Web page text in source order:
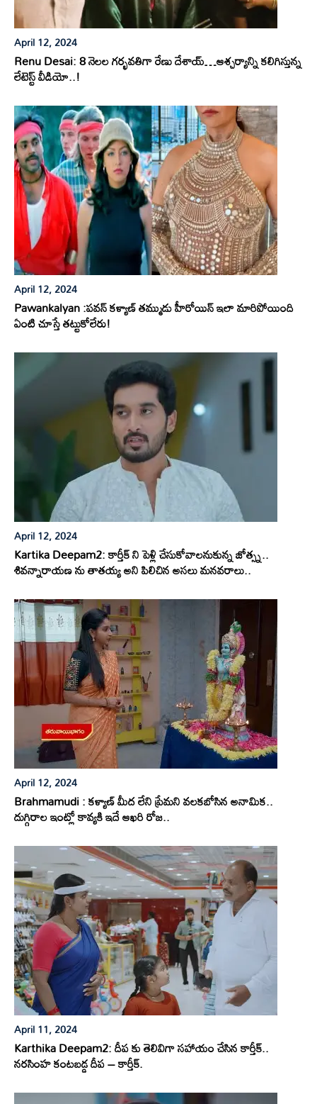
April 12, 2024
Renu Desai: 8 నెలల గర్భవతిగా రేణు దేశాయ్…ఆశ్చర్యాన్ని కలిగిస్తున్న
లేటెస్ట్ వీడియో..!
April 12, 2024
Pawankalyan :పవన్ కళ్యాణ్ తమ్ముడు హీరోయిన్ ఇలా మారిపోయింది
ఏంటి చూస్తే తట్టుకోలేరు!
April 12, 2024
Kartika Deepam2: కార్తీక్ ని పెళ్లి చేసుకోవాలనుకున్న జోత్స్న..
శివన్నారాయణ ను తాతయ్య అని పిలిచిన అసలు మనవరాలు..
April 12, 2024
Brahmamudi : కళ్యాణ్ మీద లేని ప్రేమని వలకబోసిన అనామిక..
దుగ్గిరాల ఇంట్లో కావ్యకి ఇదే ఆఖరి రోజ..
April 11, 2024
Karthika Deepam2: దీప కు తెలివిగా సహాయం చేసిన కార్తీక్..
నరసింహ కంటబడ్డ దీప – కార్తీక్.